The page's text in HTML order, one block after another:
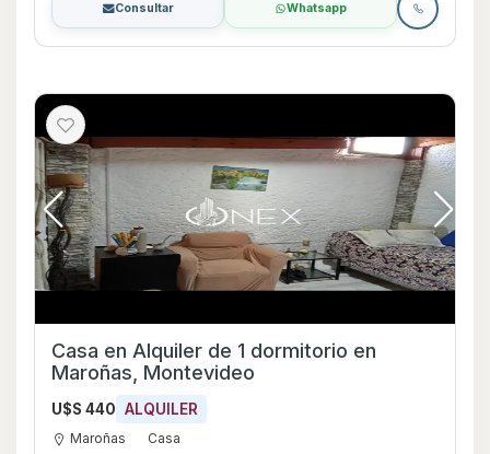
Consultar Whatsapp
Casa en Alquiler de 1 dormitorio en
Maroñas, Montevideo
U$S 440 ALQUILER
Maroñas Casa